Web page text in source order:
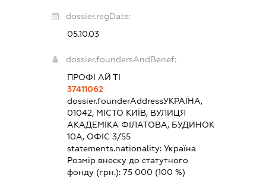
dossier.regDate:
05.10.03
dossier.foundersAndBenef:
ПРОФІ АЙ ТІ
37411062
dossier.founderAddressУКРАЇНА,
01042, МІСТО КИЇВ, ВУЛИЦЯ
АКАДЕМІКА ФІЛАТОВА, БУДИНОК
10А, ОФІС 3/55
statements.nationality:Україна
Розмір внеску до статутного
фонду (грн.):75 000 (100 %)